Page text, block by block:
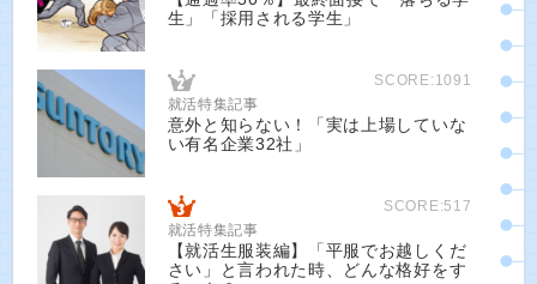
生」「採用される学生」
SCORE:1091
就活特集記事
意外と知らない！「実は上場していな
い有名企業32社」
SCORE:517
就活特集記事
【就活生服装編】「平服でお越しくだ
さい」と言われた時、どんな格好をす